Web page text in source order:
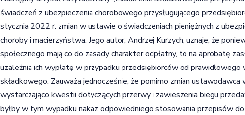
świadczeń z ubezpieczenia chorobowego przysługującego
stycznia 2022 r. zmian w ustawie o świadczeniach pieniężnych z
choroby i macierzyństwa. Jego autor, Andrzej Kurzych, uznaje, że
społecznego mają co do zasady charakter odpłatny, to na aprobatę
uzależnia ich wypłatę w przypadku przedsiębiorców od
składkowego. Zauważa jednocześnie, że pomimo zmian ustawodawca
wystarczająco kwestii dotyczących przerwy i zawieszenia biegu
byłby w tym wypadku nakaz odpowiedniego stosowania przepisów